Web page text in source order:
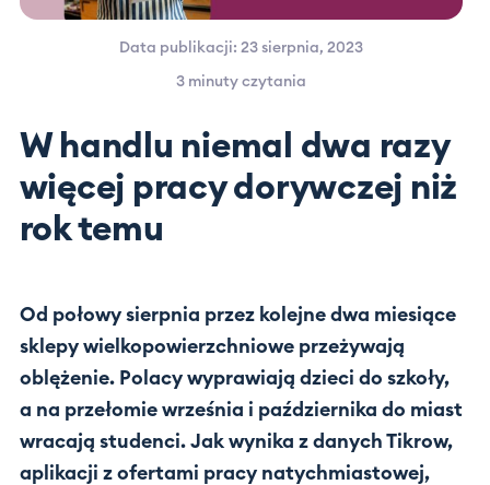
Data publikacji: 23 sierpnia, 2023
3 minuty czytania
W handlu niemal dwa razy
więcej pracy dorywczej niż
rok temu
Od połowy sierpnia przez kolejne dwa miesiące
sklepy wielkopowierzchniowe przeżywają
oblężenie. Polacy wyprawiają dzieci do szkoły,
a na przełomie września i października do miast
wracają studenci. Jak wynika z danych Tikrow,
aplikacji z ofertami pracy natychmiastowej,